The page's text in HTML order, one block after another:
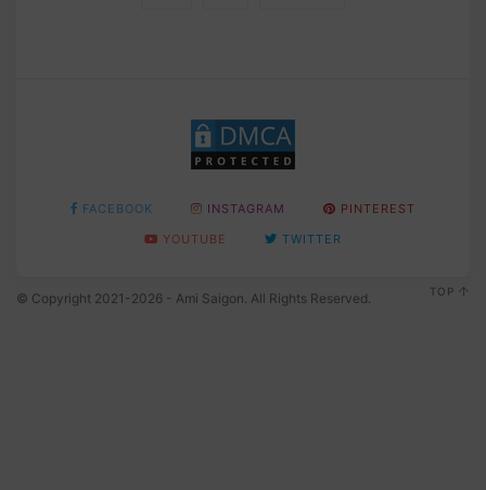
FACEBOOK INSTAGRAM
PINTEREST
YOUTUBE
TWITTER
© Copyright 2021-2026 - Ami Saigon. All Rights Reserved. TOP